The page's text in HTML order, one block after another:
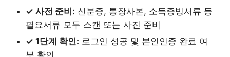
✓ 사전 준비: 신분증, 통장사본, 소득증빙서류 등
필요서류 모두 스캔 또는 사진 준비
✓ 1단계 확인: 로그인 성공 및 본인인증 완료 여